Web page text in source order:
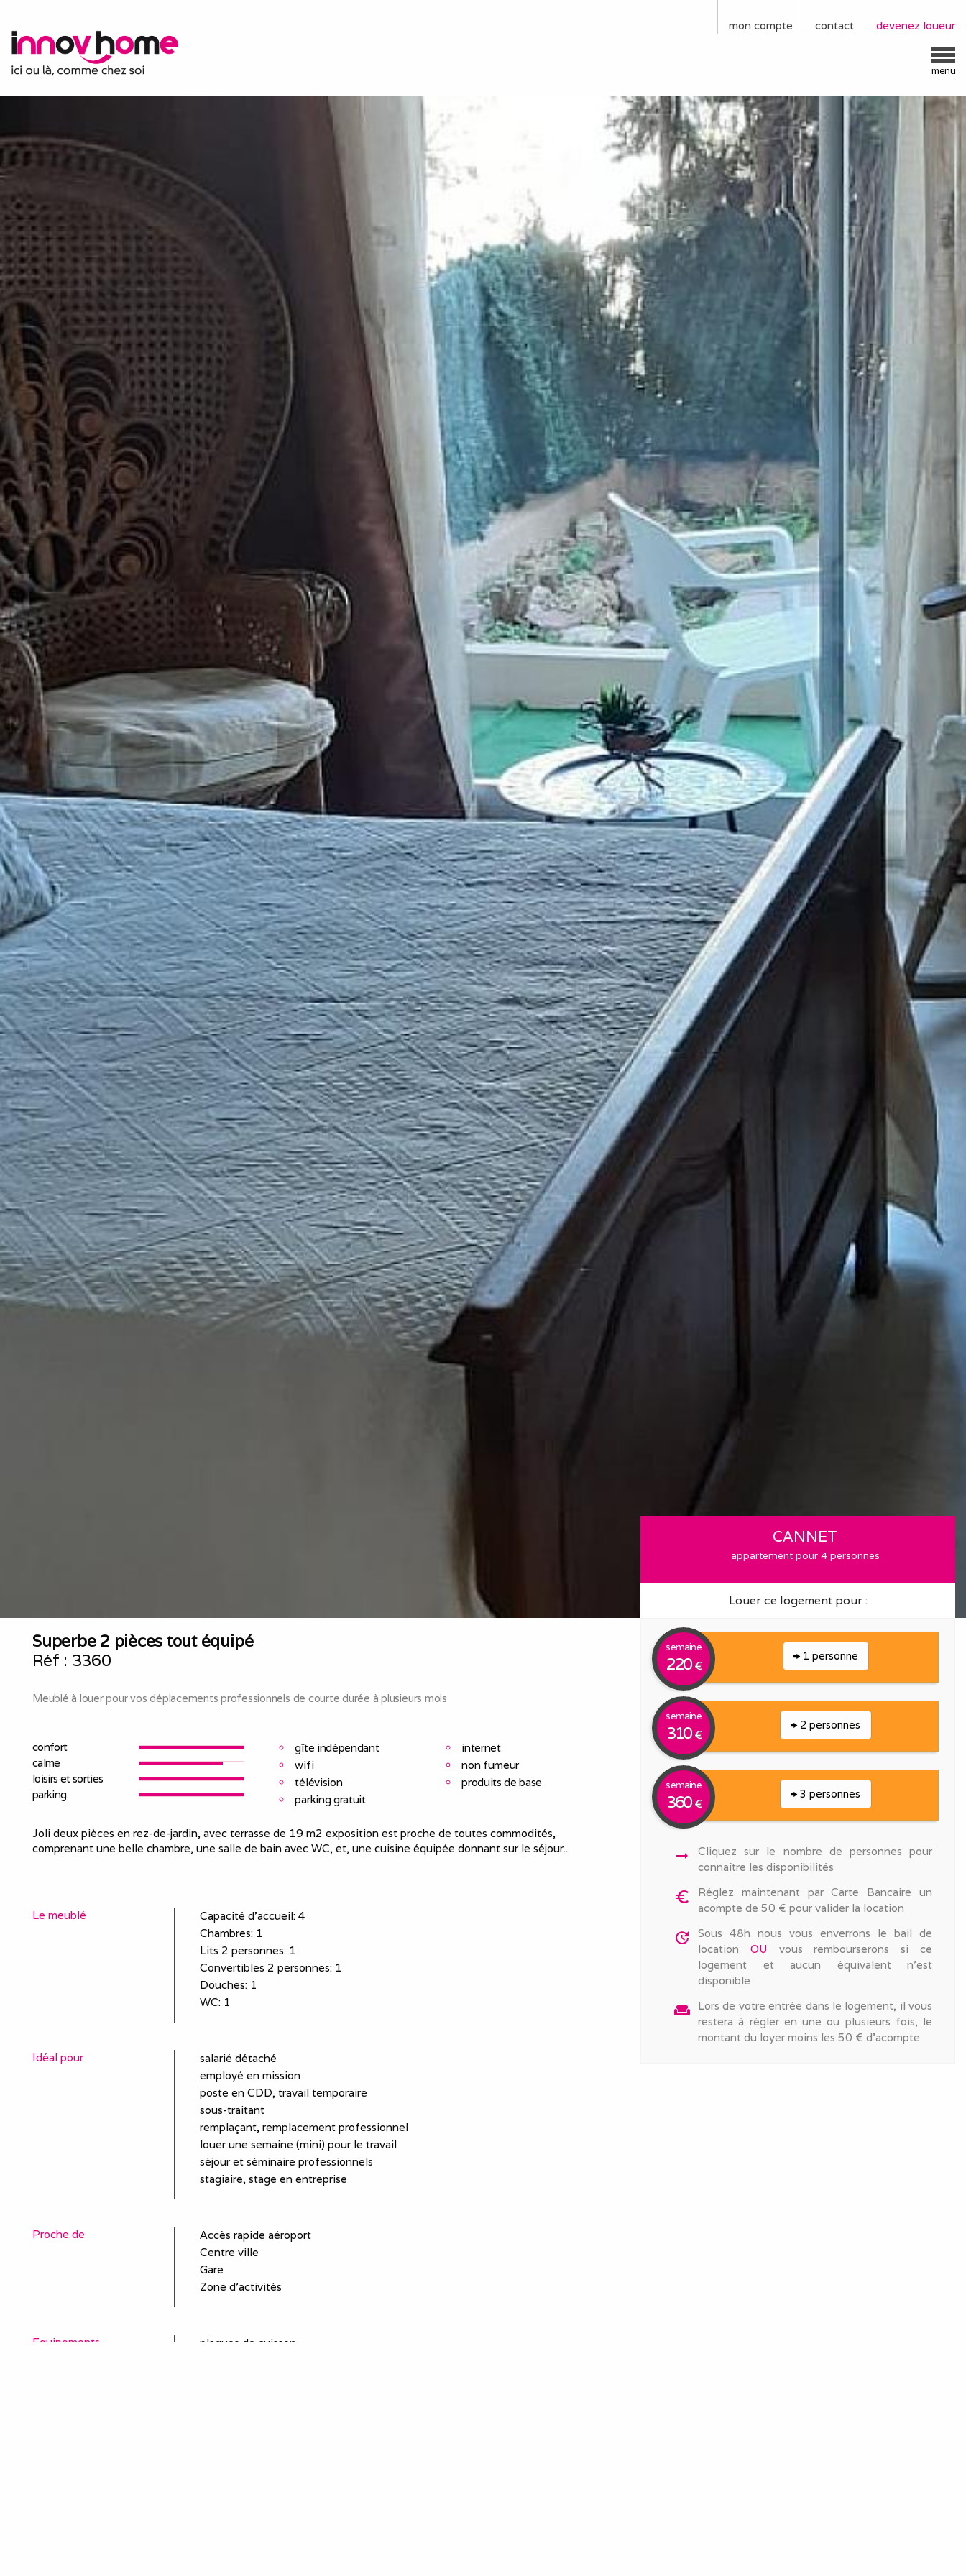
devenez loueur
contact
mon compte
menu
CANNET
appartement pour 4 personnes
Louer ce logement pour :
1 personne
semaine
220 €
2 personnes
semaine
310 €
3 personnes
semaine
360 €
arrow_right_alt
Cliquez sur le nombre de personnes pour
connaître les disponibilités
euro_symbol
Réglez maintenant par Carte Bancaire un
acompte de 50 € pour valider la location
update
Sous 48h nous vous enverrons le bail de
location OU vous rembourserons si ce
logement et aucun équivalent n'est
disponible
weekend
Lors de votre entrée dans le logement, il vous
restera à régler en une ou plusieurs fois, le
montant du loyer moins les 50 € d'acompte
Superbe 2 pièces tout équipé
Réf : 3360
Meublé à louer pour vos déplacements professionnels de courte durée à plusieurs mois
confort
calme
loisirs et sorties
parking
gîte indépendant
internet
wifi
non fumeur
télévision
produits de base
parking gratuit
Joli deux pièces en rez-de-jardin, avec terrasse de 19 m2 exposition est proche de toutes commodités,
comprenant une belle chambre, une salle de bain avec WC, et, une cuisine équipée donnant sur le séjour..
Le meublé Capacité d'accueil: 4
Chambres: 1
Lits 2 personnes: 1
Convertibles 2 personnes: 1
Douches: 1
WC: 1
Idéal pour
salarié détaché
employé en mission
poste en CDD, travail temporaire
sous-traitant
remplaçant, remplacement professionnel
louer une semaine (mini) pour le travail
séjour et séminaire professionnels
stagiaire, stage en entreprise
Proche de
Accès rapide aéroport
Centre ville
Gare
Zone d'activités
Equipements
plaques de cuisson